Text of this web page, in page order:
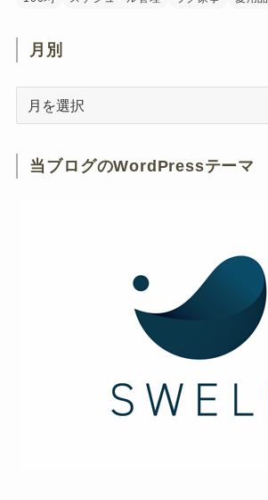
月別
当ブログのWordPressテーマ